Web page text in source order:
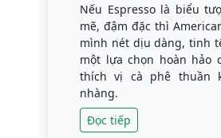
Nếu Espresso là biểu
mẽ, đậm đặc thì
mình nét dịu dàng, tinh
một lựa chọn hoàn hảo
thích vị cà phê thuần
nhàng.
Đọc tiếp